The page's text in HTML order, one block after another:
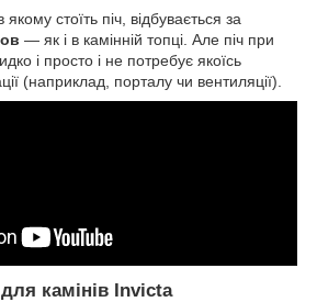
стоїть піч, відбувається за
— як і в камінній топці. Але піч при
і просто і не потребує якоїсь
(наприклад, порталу чи вентиляції).
камінів Invicta